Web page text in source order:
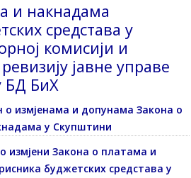
и накнадама
средстава у
комисији и
јавне управе
БД БиХ
о измјенама и допунама Закона о
у Скупштини
измјени Закона о платама и
буджетских средстава у